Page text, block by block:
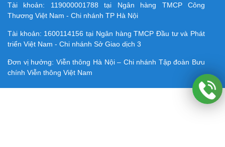
Tài khoản: 119000001788 tại Ngân hàng TMCP Công
Thương Việt Nam - Chi nhánh TP Hà Nội
Tài khoản: 1600114156 tại Ngân hàng TMCP Ðầu tư và Phát
triển Việt Nam - Chi nhánh Sở Giao dịch 3
Đơn vị hưởng: Viễn thông Hà Nội – Chi nhánh Tập đoàn Bưu
chính Viễn thông Việt Nam